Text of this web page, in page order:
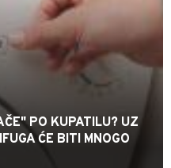
PO KUPATILU? UZ
ĆE BITI MNOGO